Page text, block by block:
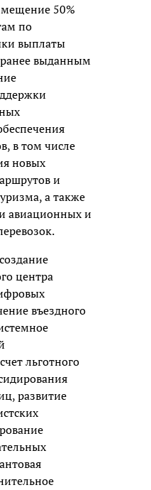
50%
по
выплаты
ранее выданным
в том числе
новых
и
а также
авиационных и
центра
въездного
льготного
развитие